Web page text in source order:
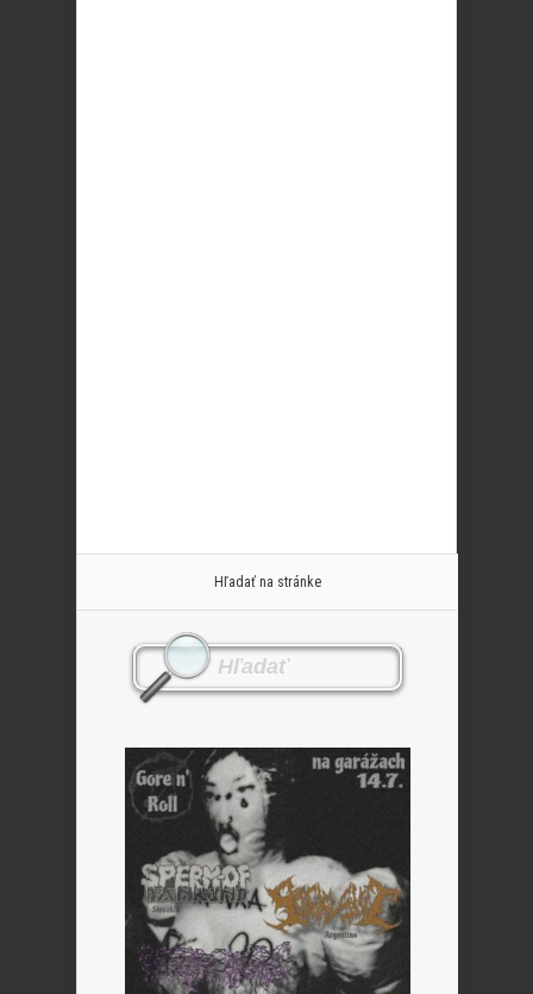
Hľadať na stránke